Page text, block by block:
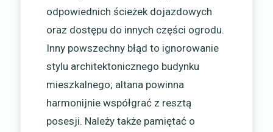
odpowiednich ścieżek dojazdowych
oraz dostępu do innych części ogrodu.
Inny powszechny błąd to ignorowanie
stylu architektonicznego budynku
mieszkalnego; altana powinna
harmonijnie współgrać z resztą
posesji. Należy także pamiętać o